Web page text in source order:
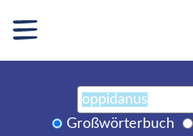
Großwörterbuch